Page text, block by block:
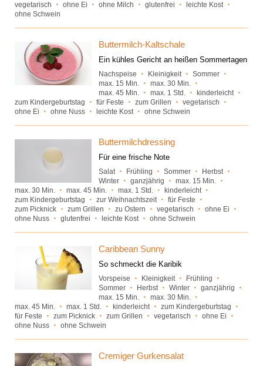
vegetarisch
ohne Ei ohne Milch glutenfrei
leichte Kost
ohne Schwein
Buttermilch-Kaltschale
Ein kühles Gericht an heißen Sommertagen
Nachspeise Kleinigkeit
Sommer
max. 15 Min.
max. 30 Min.
max. 45 Min.
max. 1 Std.
kinderleicht
zum Kindergeburtstag
für Feste zum Grillen
vegetarisch
ohne Ei
ohne Nuss leichte Kost ohne Schwein
Buttermilchdressing
Für eine frische Note
Salat Frühling Sommer
Herbst
Winter
ganzjährig
max. 15 Min.
max. 30 Min.
max. 45 Min. max. 1 Std.
kinderleicht
zum Kindergeburtstag
zur Weihnachtszeit
für Feste
zum Picknick
zum Grillen zu Ostern vegetarisch
ohne Ei
ohne Nuss
glutenfrei leichte Kost ohne Schwein
Caribbean Sunny
So schmeckt die Karibik
Vorspeise Kleinigkeit
Frühling
Sommer
Herbst Winter
ganzjährig
max. 15 Min.
max. 30 Min.
max. 45 Min.
max. 1 Std. kinderleicht
zum Kindergeburtstag
für Feste
zum Picknick zum Grillen vegetarisch
ohne Ei
ohne Nuss
ohne Schwein
Cremiger Gurkensalat